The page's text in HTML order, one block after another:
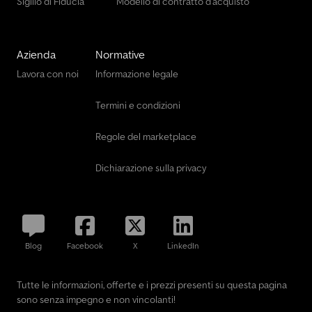
Azienda
Lavora con noi
Normative
Informazione legale
Termini e condizioni
Regole del marketplace
Dichiarazione sulla privacy
Blog Facebook X LinkedIn
Tutte le informazioni, offerte e i prezzi presenti su questa pagina
sono senza impegno e non vincolanti!